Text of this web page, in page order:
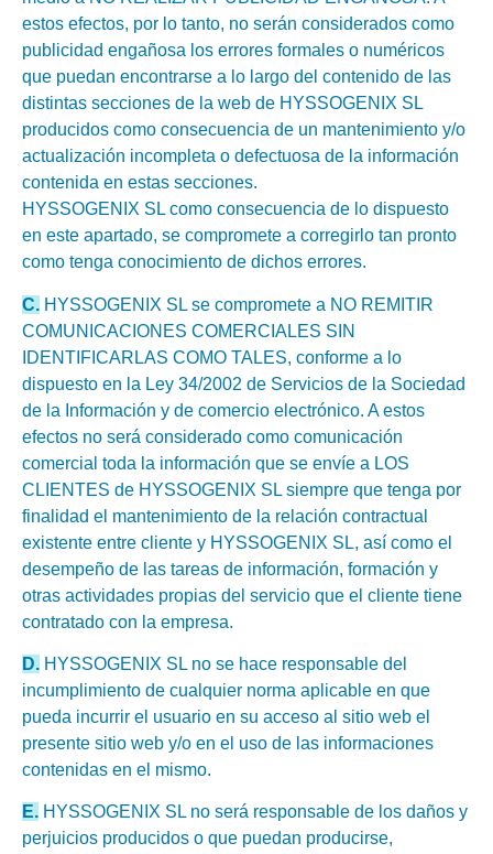
estos efectos, por lo tanto, no serán considerados como
publicidad engañosa los errores formales o numéricos
que puedan encontrarse a lo largo del contenido de las
distintas secciones de la web de HYSSOGENIX SL
producidos como consecuencia de un mantenimiento y/o
actualización incompleta o defectuosa de la información
contenida en estas secciones.
HYSSOGENIX SL como consecuencia de lo dispuesto
en este apartado, se compromete a corregirlo tan pronto
como tenga conocimiento de dichos errores.
C. HYSSOGENIX SL se compromete a NO REMITIR
COMUNICACIONES COMERCIALES SIN
IDENTIFICARLAS COMO TALES, conforme a lo
dispuesto en la Ley 34/2002 de Servicios de la Sociedad
de la Información y de comercio electrónico. A estos
efectos no será considerado como comunicación
comercial toda la información que se envíe a LOS
CLIENTES de HYSSOGENIX SL siempre que tenga por
finalidad el mantenimiento de la relación contractual
existente entre cliente y HYSSOGENIX SL, así como el
desempeño de las tareas de información, formación y
otras actividades propias del servicio que el cliente tiene
contratado con la empresa.
D. HYSSOGENIX SL no se hace responsable del
incumplimiento de cualquier norma aplicable en que
pueda incurrir el usuario en su acceso al sitio web el
presente sitio web y/o en el uso de las informaciones
contenidas en el mismo.
E. HYSSOGENIX SL no será responsable de los daños y
perjuicios producidos o que puedan producirse,